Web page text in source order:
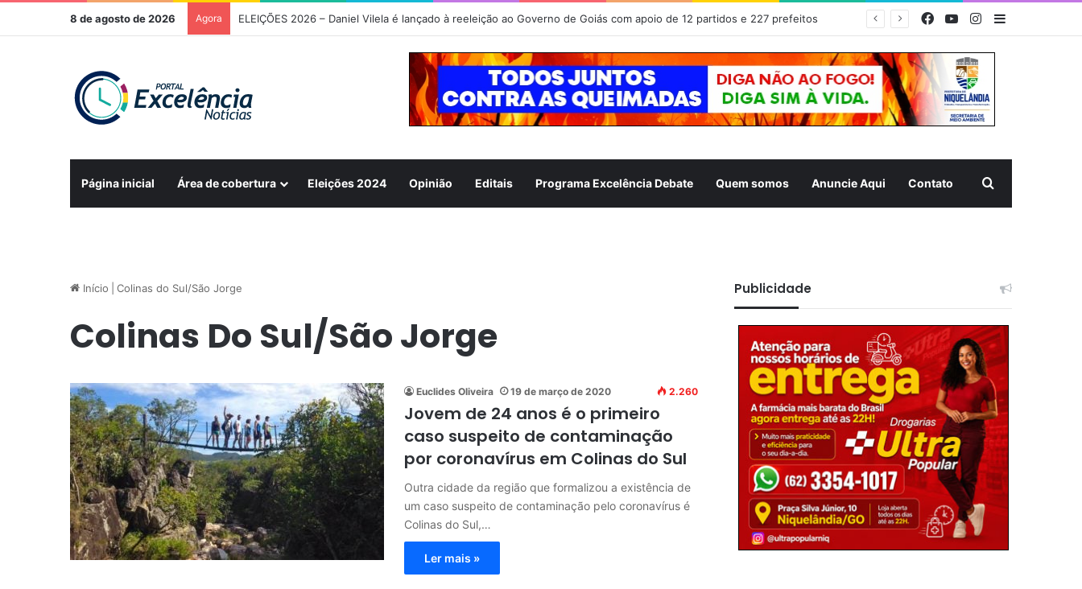
8 de agosto de 2026 Agora ELEIÇÕES 2026 – Daniel Vilela é lançado à reeleição ao Governo de Goiás com apoio de 12 partidos e 227 prefeitos FacebookYouTubeInstagram
Página inicial Área de cobertura Eleições 2024 Opinião Editais Programa Excelência Debate Quem somos Anuncie Aqui Contato
Início Colinas do Sul/São Jorge
Colinas Do Sul/São Jorge
Euclides Oliveira 19 de março de 2020 2.260
Jovem de 24 anos é o primeiro
caso suspeito de contaminação
por coronavírus em Colinas do Sul
Outra cidade da região que formalizou a existência de
um caso suspeito de contaminação pelo coronavírus é
Colinas do Sul,…
Ler mais »
Publicidade